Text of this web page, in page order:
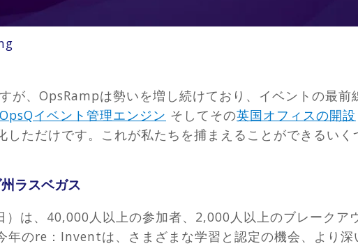
が、OpsRampは勢いを増し続けており、イベントの最前
OpsQイベント管理エンジン そしてその英国オフィスの開設
しただけです。これが私たちを捕まえることができるい
ラスベガス
は、40,000人以上の参加者、2,000人以上のブレークア
年のre：Inventは、さまざまな学習と認定の機会、より深